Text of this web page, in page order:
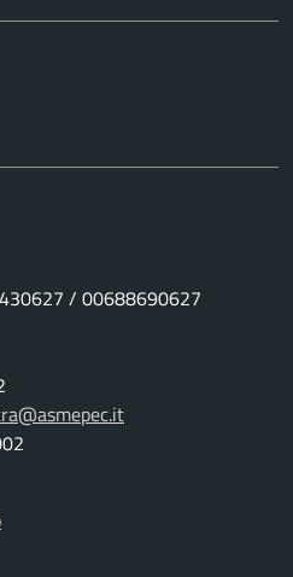
/ 00688690627